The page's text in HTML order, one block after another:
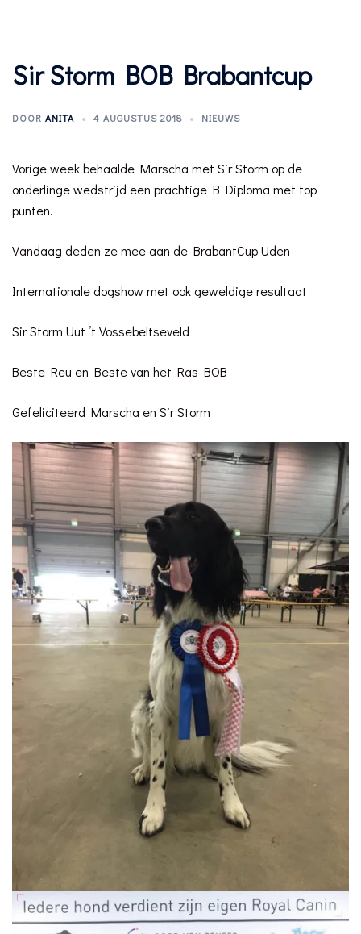
Sir Storm BOB Brabantcup
DOOR ANITA 4 AUGUSTUS 2018 NIEUWS
Vorige week behaalde Marscha met Sir Storm op de
onderlinge wedstrijd een prachtige B Diploma met top
punten.
Vandaag deden ze mee aan de BrabantCup Uden
Internationale dogshow met ook geweldige resultaat
Sir Storm Uut ’t Vossebeltseveld
Beste Reu en Beste van het Ras BOB
Gefeliciteerd Marscha en Sir Storm